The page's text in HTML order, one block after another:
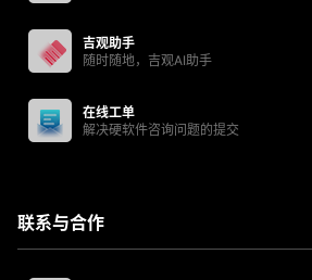
吉观助手
随时随地，吉观AI助手
在线工单
解决硬软件咨询问题的提交
联系与合作